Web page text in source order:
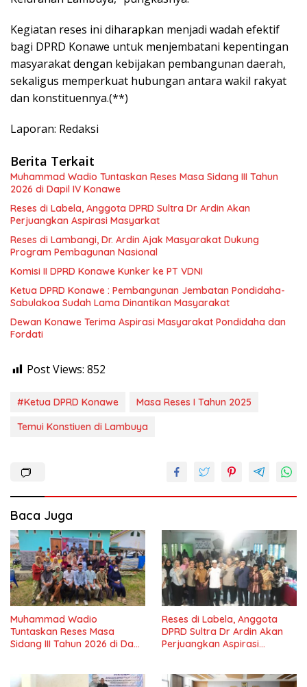
Kegiatan reses ini diharapkan menjadi wadah efektif
bagi DPRD Konawe untuk menjembatani kepentingan
masyarakat dengan kebijakan pembangunan daerah,
sekaligus memperkuat hubungan antara wakil rakyat
dan konstituennya.(**)
Laporan: Redaksi
Berita Terkait
Muhammad Wadio Tuntaskan Reses Masa Sidang III Tahun
2026 di Dapil IV Konawe
Reses di Labela, Anggota DPRD Sultra Dr Ardin Akan
Perjuangkan Aspirasi Masyarkat
Reses di Lambangi, Dr. Ardin Ajak Masyarakat Dukung
Program Pembagunan Nasional
Komisi II DPRD Konawe Kunker ke PT VDNI
Ketua DPRD Konawe : Pembangunan Jembatan Pondidaha-
Sabulakoa Sudah Lama Dinantikan Masyarakat
Dewan Konawe Terima Aspirasi Masyarakat Pondidaha dan
Fordati
Post Views: 852
#Ketua DPRD Konawe
Masa Reses I Tahun 2025
Temui Konstiuen di Lambuya
Baca Juga
Muhammad Wadio
Tuntaskan Reses Masa
Sidang III Tahun 2026 di Dapil
Reses di Labela, Anggota
DPRD Sultra Dr Ardin Akan
Perjuangkan Aspirasi